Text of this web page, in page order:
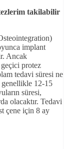
takilabilir
implant
Ancak
protez
tedavi süresi ne
genellikle 12-15
süresi,
olacaktır. Tedavi
çene için 8 ay